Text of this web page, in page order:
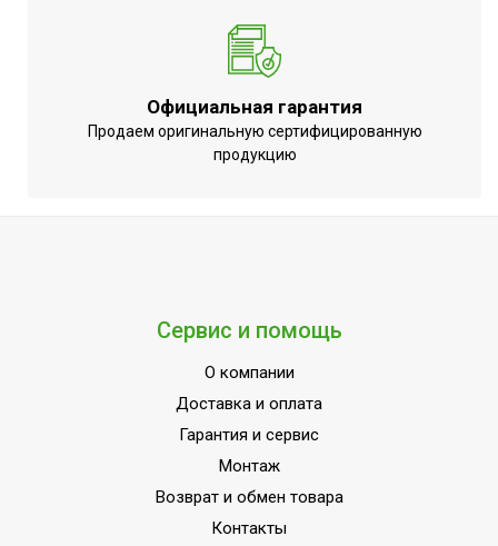
Официальная гарантия
Продаем оригинальную сертифицированную
продукцию
Сервис и помощь
О компании
Доставка и оплата
Гарантия и сервис
Монтаж
Возврат и обмен товара
Контакты